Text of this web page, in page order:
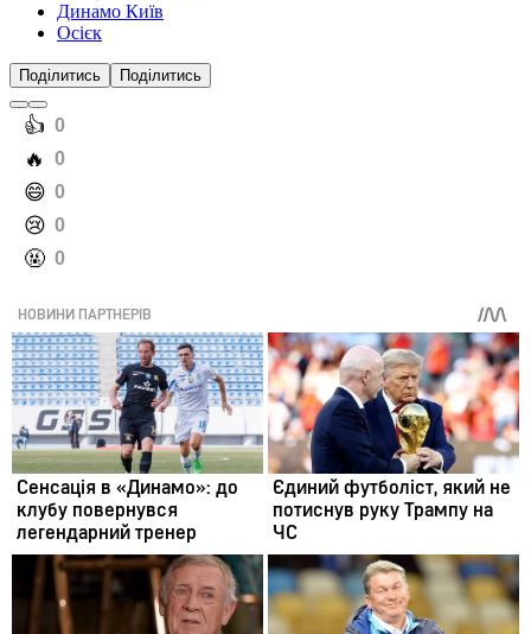
Динамо Київ
Осієк
Поділитись Поділитись
️👍 0
️🔥 0
️😄 0
️😢 0
️🤬 0